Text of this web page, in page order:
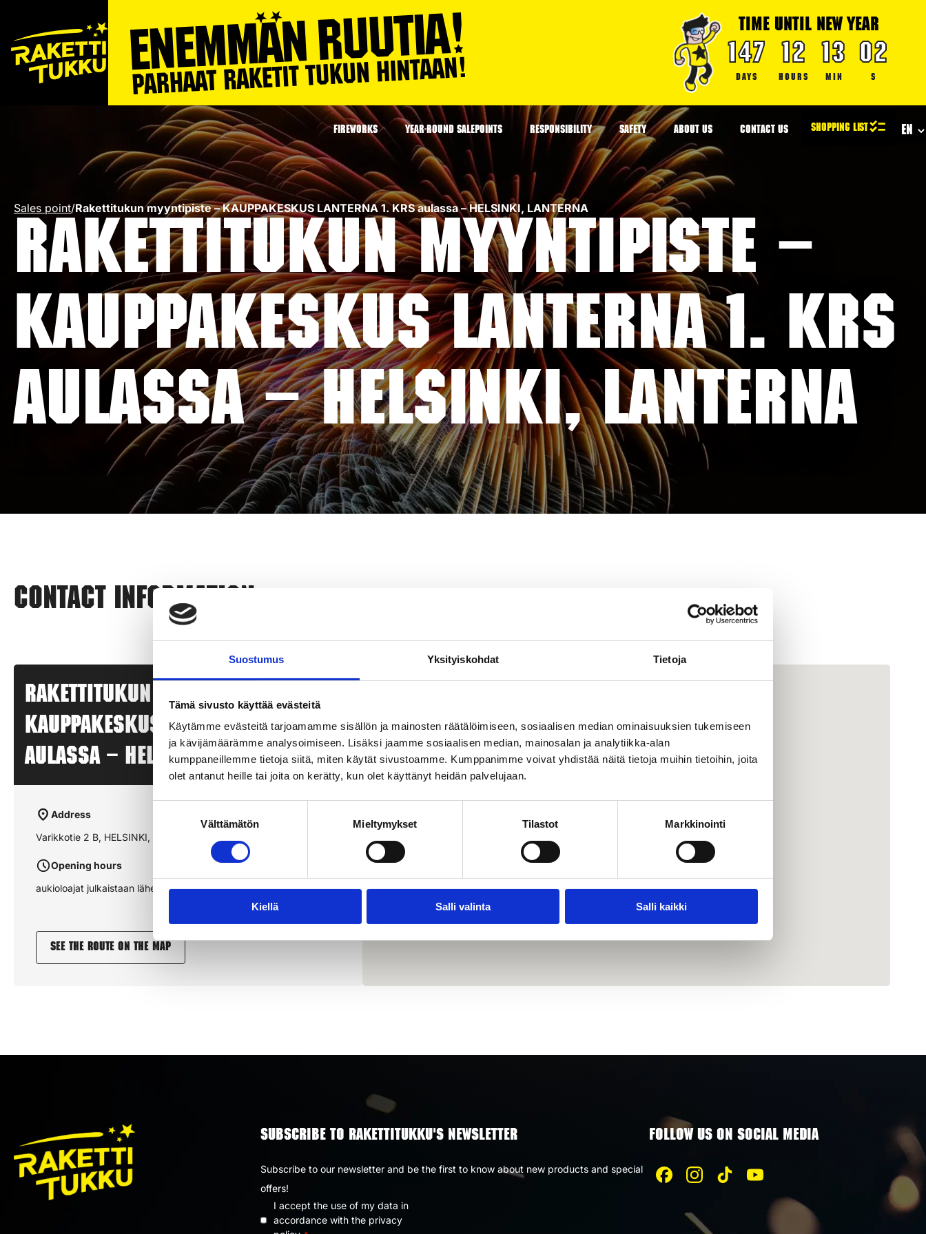
Suostumus Yksityiskohdat Tietoja
Tämä sivusto käyttää evästeitä
Käytämme evästeitä tarjoamamme sisällön ja mainosten räätälöimiseen, sosiaalisen median ominaisuuksien tukemiseen
ja kävijämäärämme analysoimiseen. Lisäksi jaamme sosiaalisen median, mainosalan ja analytiikka-alan
kumppaneillemme tietoja siitä, miten käytät sivustoamme. Kumppanimme voivat yhdistää näitä tietoja muihin tietoihin, joita
olet antanut heille tai joita on kerätty, kun olet käyttänyt heidän palvelujaan.
Välttämätön Mieltymykset Tilastot Markkinointi
Kiellä Salli valinta Salli kaikki
TIME UNTIL NEW YEAR
147
DAYS
12
HOURS
13
MIN
01
SECOND
FIREWORKS YEAR-ROUND SALEPOINTS RESPONSIBILITY SAFETY ABOUT US CONTACT US
Sales point/Rakettitukun myyntipiste – KAUPPAKESKUS LANTERNA 1. KRS aulassa – HELSINKI, LANTERNA
Rakettitukun myyntipiste –
KAUPPAKESKUS LANTERNA 1. KRS
aulassa – HELSINKI, LANTERNA
Contact information
Rakettitukun myyntipiste –
KAUPPAKESKUS LANTERNA 1. KRS
aulassa – HELSINKI, LANTERNA
Address
Varikkotie 2 B, HELSINKI, LANTERNA
Opening hours
aukioloajat julkaistaan lähempänä sesonkia
See the route on the map
SUBSCRIBE TO RAKETTITUKKU'S NEWSLETTER
Subscribe to our newsletter and be the first to know about new products and special
offers!
Privacy
I accept the use of my data in
accordance with the privacy
FOLLOW US ON SOCIAL MEDIA